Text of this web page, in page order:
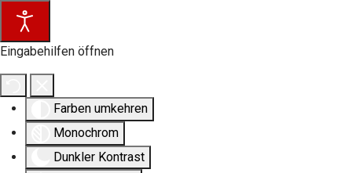
Eingabehilfen öffnen
Farben umkehren
Monochrom
Dunkler Kontrast